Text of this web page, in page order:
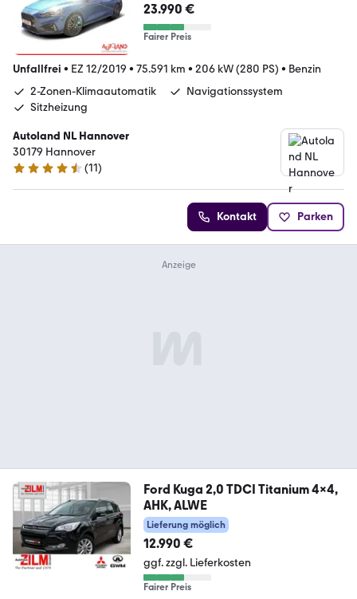
23.990 €
Fairer Preis
Unfallfrei • EZ 12/2019 • 75.591 km • 206 kW (280 PS) • Benzin
2-Zonen-Klimaautomatik
Navigationssystem
Sitzheizung
Autoland NL Hannover
30179 Hannover
4.7 Sterne
(11)
Kontakt Parken
Ford Kuga 2,0 TDCI Titanium 4x4,
AHK, ALWE
Lieferung möglich
12.990 €
ggf. zzgl. Lieferkosten
Fairer Preis